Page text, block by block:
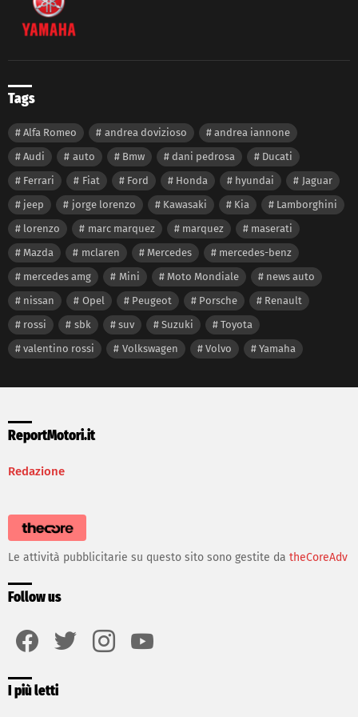
Tags
Alfa Romeo andrea dovizioso
andrea iannone
Audi
auto Bmw dani pedrosa
Ducati
Ferrari
Fiat Ford Honda hyundai
Jaguar
jeep
jorge lorenzo Kawasaki Kia
Lamborghini
lorenzo
marc marquez marquez
maserati
Mazda
mclaren Mercedes
mercedes-benz
mercedes amg
Mini Moto Mondiale
news auto
nissan
Opel Peugeot Porsche
Renault
rossi
sbk suv Suzuki
Toyota
valentino rossi
Volkswagen Volvo Yamaha
ReportMotori.it
Redazione
Le attività pubblicitarie su questo sito sono gestite da theCoreAdv
Follow us
I più letti